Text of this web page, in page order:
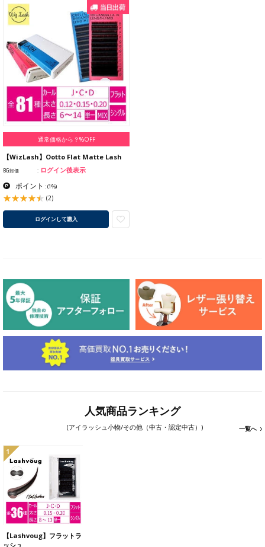
通常価格から？%OFF
【WizLash】Ootto Flat Matte Lash
BG卸価 ログイン後表示
ポイント :(1%)
(2)
ログインして購入
人気商品ランキング
(アイラッシュ小物/その他（中古・認定中古）) 一覧へ
1
【Lashvoug】フラットラ
ッシュ